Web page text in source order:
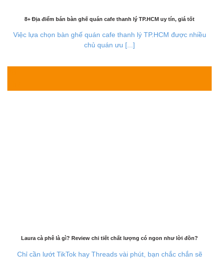
8+ Địa điểm bán bàn ghế quán cafe thanh lý TP.HCM uy tín, giá tốt
Việc lựa chọn bàn ghế quán cafe thanh lý TP.HCM được nhiều
chủ quán ưu [...]
Laura cà phê là gì? Review chi tiết chất lượng có ngon như lời đồn?
Chỉ cần lướt TikTok hay Threads vài phút, bạn chắc chắn sẽ